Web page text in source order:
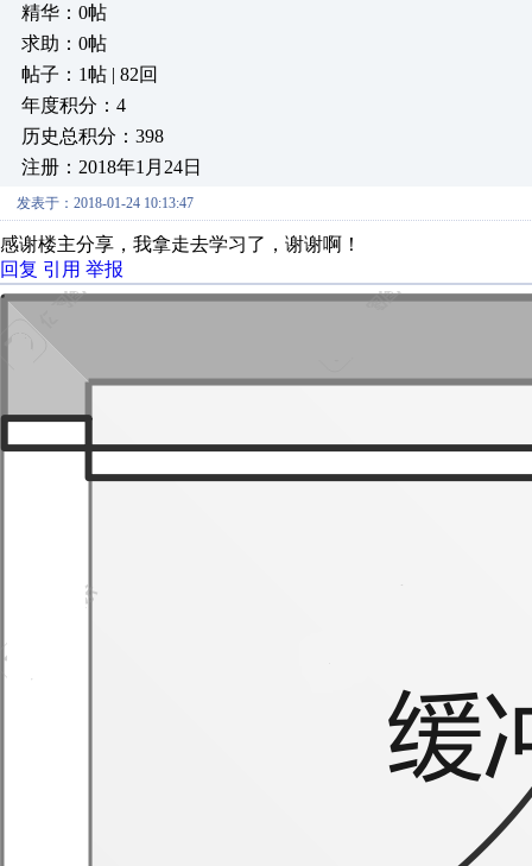
精华：0帖
求助：0帖
帖子：1帖 | 82回
年度积分：4
历史总积分：398
注册：2018年1月24日
发表于：2018-01-24 10:13:47
感谢楼主分享，我拿走去学习了，谢谢啊！
回复 引用 举报